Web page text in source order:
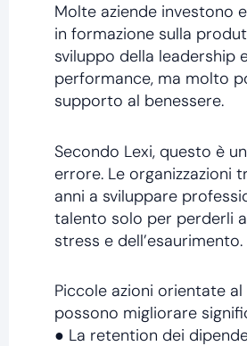
Molte aziende investono
in formazione sulla
sviluppo della leadership
performance, ma molto
supporto al benessere.
Secondo Lexi, questo è
errore. Le organizzazioni
anni a sviluppare
talento solo per perderli
stress e dell’esaurimento.
Piccole azioni orientate
possono migliorare
● La retention dei